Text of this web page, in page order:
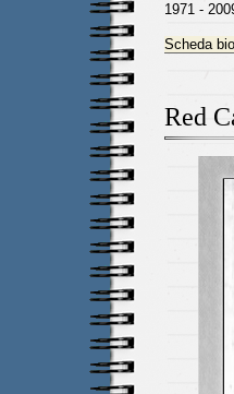
1971 -
Scheda
Red